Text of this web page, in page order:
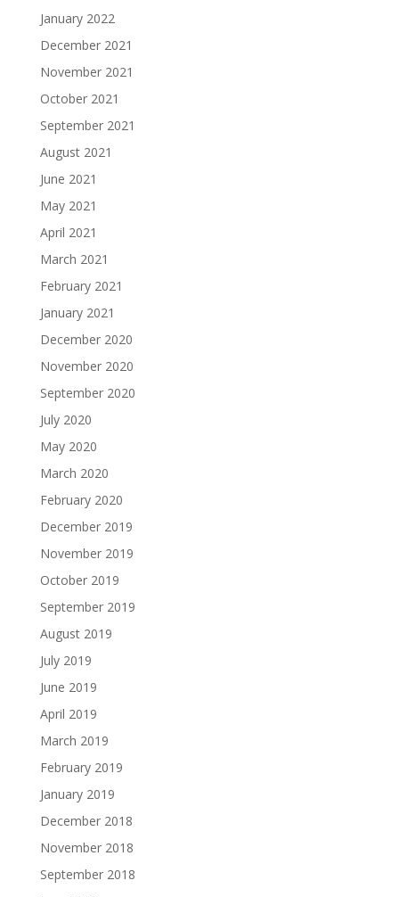
January 2022
December 2021
November 2021
October 2021
September 2021
August 2021
June 2021
May 2021
April 2021
March 2021
February 2021
January 2021
December 2020
November 2020
September 2020
July 2020
May 2020
March 2020
February 2020
December 2019
November 2019
October 2019
September 2019
August 2019
July 2019
June 2019
April 2019
March 2019
February 2019
January 2019
December 2018
November 2018
September 2018